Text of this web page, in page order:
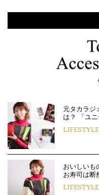
元タカラジ
は？ 「ユ
LIFESTYLE
おいしいも
お寿司は断
LIFESTYLE